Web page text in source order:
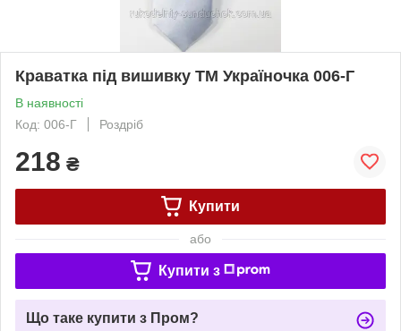
Краватка під вишивку ТМ Україночка 006-Г
В наявності
Код: 006-Г
Роздріб
218 ₴
Купити
або
Купити з
Що таке купити з Пром?